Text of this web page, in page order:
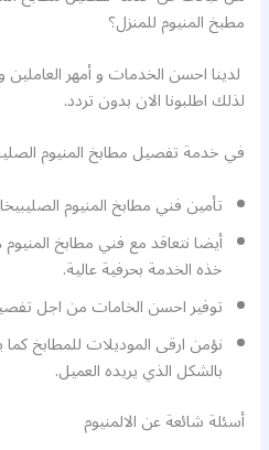
مطبخ المنيوم للمنزل؟
لدينا احسن الخدمات و أمهر
لذلك اطلبونا الان بدون تردد.
في خدمة تفصيل مطابخ المنيوم
تأمين فني مطابخ المنيوم
أيضا نتعاقد مع فني مطابخ
خذه الخدمة بحرفية عالية.
توفير احسن الخامات من اجل
نؤمن ارقى الموديلات للمطابخ
بالشكل الذي يريده العميل.
أسئلة شائعة عن الالمنيوم